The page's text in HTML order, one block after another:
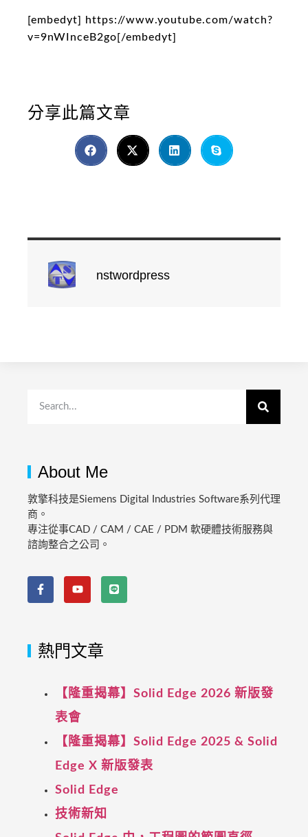
[embedyt] https://www.youtube.com/watch?
v=9nWInceB2go[/embedyt]
分享此篇文章
nstwordpress
About Me
敦擎科技是Siemens Digital Industries Software系列代理
商。
專注從事CAD / CAM / CAE / PDM 軟硬體技術服務與
諮詢整合之公司。
熱門文章
【隆重揭幕】Solid Edge 2026 新版發
表會
【隆重揭幕】Solid Edge 2025 & Solid
Edge X 新版發表
Solid Edge
技術新知